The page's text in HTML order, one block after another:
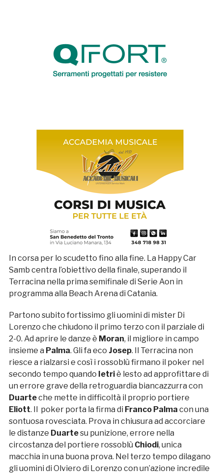
In corsa per lo scudetto fino alla fine. La Happy Car
Samb centra l’obiettivo della finale, superando il
Terracina nella prima semifinale di Serie Aon in
programma alla Beach Arena di Catania.
Partono subito fortissimo gli uomini di mister Di
Lorenzo che chiudono il primo terzo con il parziale di
2-0. Ad aprire le danze è Moran, il migliore in campo
insieme a Palma. Gli fa eco Josep. Il Terracina non
riesce a rialzarsi e così i rossoblù firmano il poker nel
secondo tempo quando Ietriè lesto ad approfittare di
un errore grave della retroguardia biancazzurra con
Duarteche mette in difficoltà il proprio portiere
Eliott. Il poker porta la firma di Franco Palma con una
sontuosa rovesciata. Prova in chiusura ad accorciare
le distanze Duartesu punizione, errore nella
circostanza del portiere rossoblù Chiodi, unica
macchia in una buona prova. Nel terzo tempo dilagano
gli uomini di Olviero di Lorenzo con un’azione incredile